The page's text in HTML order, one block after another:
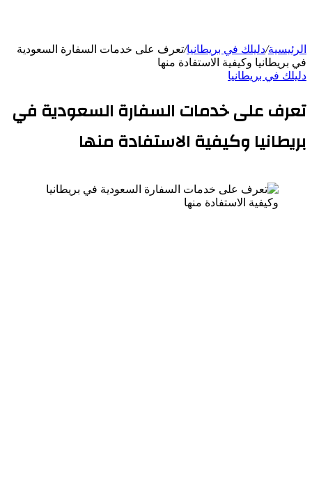
الرئيسية/دليلك في بريطانيا/تعرف على خدمات السفارة السعودية
في بريطانيا وكيفية الاستفادة منها
دليلك في بريطانيا
تعرف على خدمات السفارة السعودية في
بريطانيا وكيفية الاستفادة منها